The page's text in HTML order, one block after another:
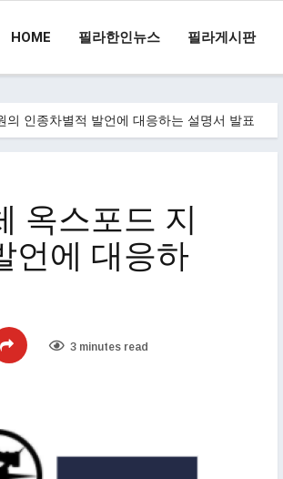
HOME 필라한인뉴스 필라게시판
인종차별적 발언에 대응하는 설명서 발표
옥스포드 지
언에 대응하
3 minutes read